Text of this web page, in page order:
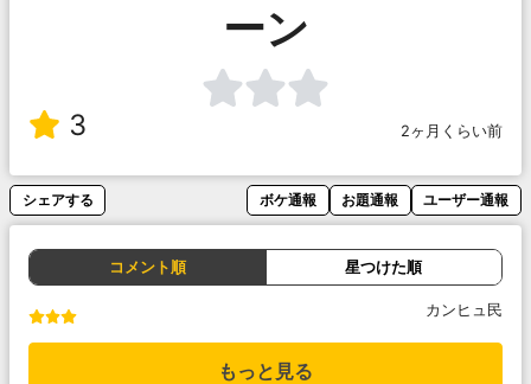
ーン
3 2ヶ月くらい前
シェアする ボケ通報 お題通報 ユーザー通報
コメント順 星つけた順
カンヒュ民
もっと見る